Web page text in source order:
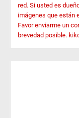
red. Si usted es
imágenes que están
Favor enviarme un
brevedad posible.